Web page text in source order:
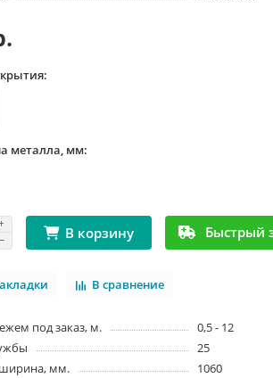
металла, мм:
В корзину Быстрый
В сравнение
под заказ, м.
0,5 - 12
25
мм.
1060